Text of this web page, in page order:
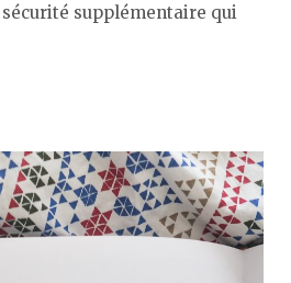
sécurité supplémentaire qui